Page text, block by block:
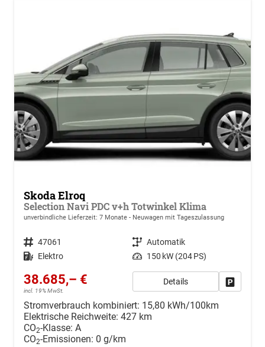
Skoda Elroq
Selection Navi PDC v+h Totwinkel Klima
unverbindliche Lieferzeit: 7 Monate Neuwagen mit Tageszulassung
Fahrzeugnr. 47061 Getriebe Automatik
Kraftstoff Elektro Leistung 150 kW (204 PS)
38.685,– €
incl. 19% MwSt.
Details
Stromverbrauch kombiniert: 15,80 kWh/100km
Elektrische Reichweite: 427 km
CO2-Klasse: A
CO2-Emissionen: 0 g/km